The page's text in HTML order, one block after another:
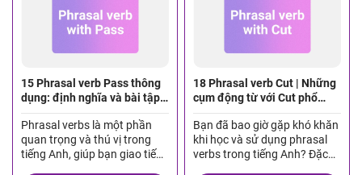
15 Phrasal verb Pass thông
dụng: định nghĩa và bài tập
chi tiết
Phrasal verbs là một phần
quan trọng và thú vị trong
tiếng Anh, giúp bạn giao tiếp
18 Phrasal verb Cut | Những
cụm động từ với Cut phổ
biến
Bạn đã bao giờ gặp khó khăn
khi học và sử dụng phrasal
verbs trong tiếng Anh? Đặc